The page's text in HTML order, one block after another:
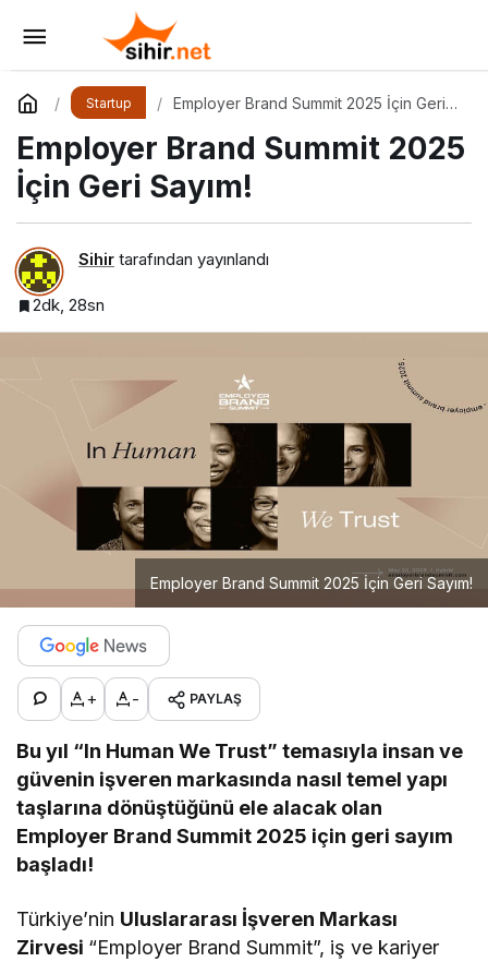
Startup
Employer Brand Summit 2025 İçin Geri
Employer Brand Summit 2025
İçin Geri Sayım!
Sihir tarafından yayınlandı
2dk, 28sn
Employer Brand Summit 2025 İçin Geri Sayım!
+ - PAYLAŞ
Bu yıl “In Human We Trust” temasıyla insan ve
güvenin işveren markasında nasıl temel yapı
taşlarına dönüştüğünü ele alacak olan
Employer Brand Summit 2025 için geri sayım
başladı!
Türkiye’nin Uluslararası İşveren Markası
Zirvesi “Employer Brand Summit”, iş ve kariyer
Kişisel Marka Yönetimi 1.0 Etkinliği
Yorum Yap